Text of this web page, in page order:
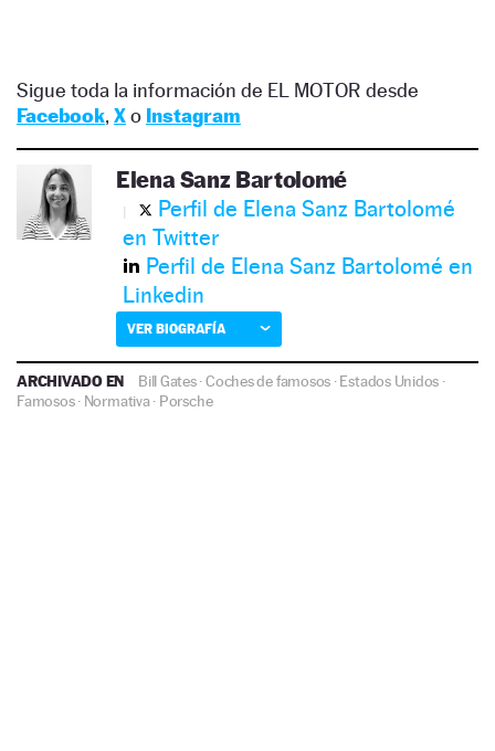
Sigue toda la información de EL MOTOR desde
Facebook, Xo Instagram
Elena Sanz Bartolomé
Perfil de Elena Sanz Bartolomé
en Twitter
Perfil de Elena Sanz Bartolomé en
Linkedin
VER BIOGRAFÍA
ARCHIVADO EN Bill Gates·Coches de famosos ·Estados Unidos ·
Famosos· Normativa· Porsche